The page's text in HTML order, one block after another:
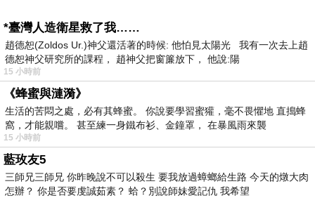
*臺灣人造衛星救了我……
趙德恕(Zoldos Ur.)神父還活著的時候: 他怕見太陽光 我有一次去上趙
德恕神父研究所的課程， 趙神父把窗簾放下， 他說:陽
15 小時前
《蜂蜜與漣漪》
生活的苦悶之處，必有其蜂蜜。 你說要學習蜜獾，毫不畏懼地 直搗蜂
窩，才能親嚐。 甚至練一身鐵布衫、金鐘罩， 在暴風雨來襲
15 小時前
藍玫友5
三師兄三師兄 你昨晚說不可以殺生 要我放過蟑螂給生路 今天的燉大肉
怎辦？ 你是否要虔誠茹素？ 蛤？別說師妹愛記仇 我希望